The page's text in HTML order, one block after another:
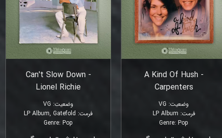
A Kind Of Hush -
Carpenters
وضعیت:
VG
فرمت:
LP Album
Genre: Pop
Can't Slow Down -
Lionel Richie
وضعیت:
VG
فرمت:
LP Album, Gatefold
Genre: Pop